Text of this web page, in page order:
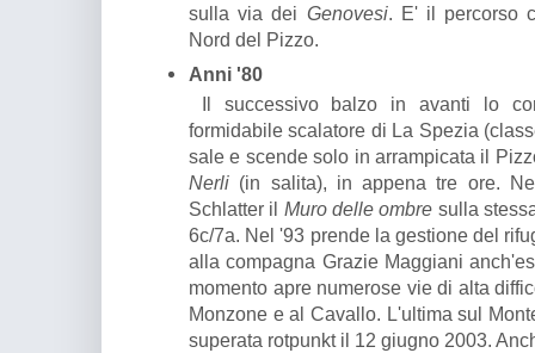
sulla via dei Genovesi. E' il percorso
Nord del Pizzo.
Anni '80
Il successivo balzo in avanti lo
formidabile scalatore di La Spezia
sale e scende solo in arrampicata il
Nerli (in salita), in appena tre ore.
Schlatter il Muro delle ombre sulla
6c/7a. Nel '93 prende la gestione del
alla compagna Grazie Maggiani
momento apre numerose vie di alta
Monzone e al Cavallo. L'ultima sul
superata rotpunkt il 12 giugno 2003.